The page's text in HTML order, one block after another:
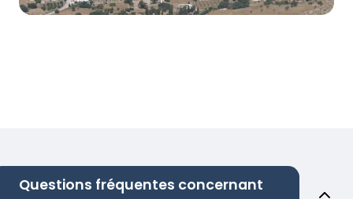
Questions fréquentes concernant